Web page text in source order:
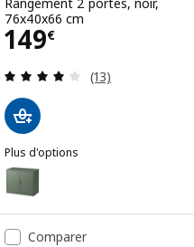
5 étoiles. Nombre total de
Rangement 2 portes, noir,
76x40x66 cm
149€
Prix 149€
Révision: 4.1
(13)
Plus d'options
BROR
Option : BROR, Rangement 2
Comparer